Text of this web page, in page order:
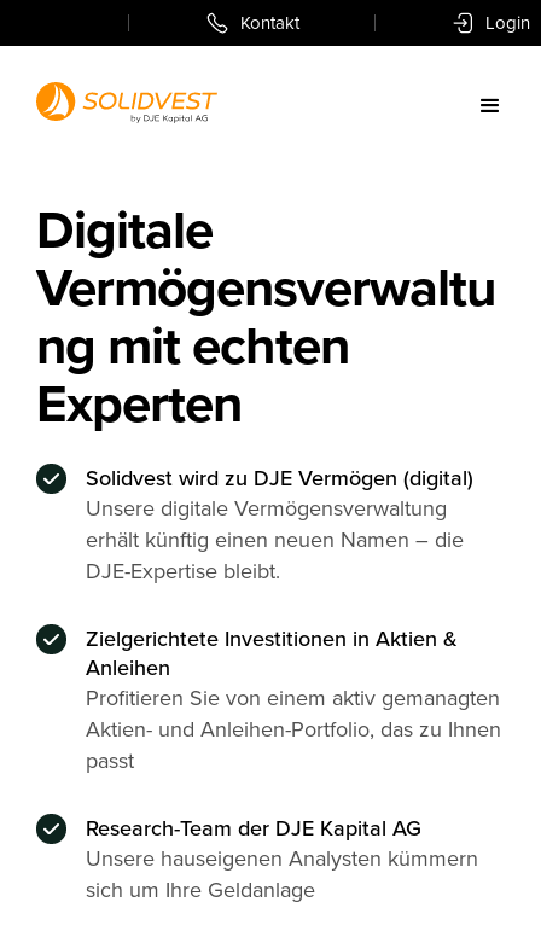
Kontakt Login
Digitale
Vermögensverwaltu
ng mit echten
Experten
Solidvest wird zu DJE Vermögen (digital)
Unsere digitale Vermögensverwaltung
erhält künftig einen neuen Namen – die
DJE-Expertise bleibt.
Zielgerichtete Investitionen in Aktien &
Anleihen
Profitieren Sie von einem aktiv gemanagten
Aktien- und Anleihen-Portfolio, das zu Ihnen
passt
Research-Team der DJE Kapital AG
Unsere hauseigenen Analysten kümmern
sich um Ihre Geldanlage